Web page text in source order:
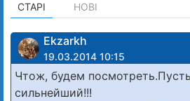
СТАРІ НОВІ
Ekzarkh
19.03.2014 10:15
Чтож, будем
сильнейший!!!